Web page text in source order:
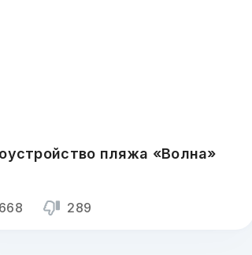
пляжа «Волна»
289